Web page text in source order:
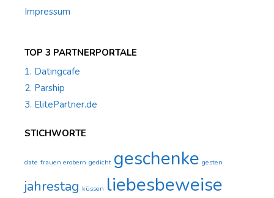
Impressum
TOP 3 PARTNERPORTALE
1. Datingcafe
2. Parship
3. ElitePartner.de
STICHWORTE
date frauen erobern gedicht geschenke gesten
jahrestag küssen liebesbeweise